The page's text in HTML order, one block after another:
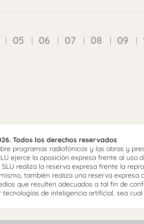
05 06 07 08 09
Todos los derechos reservados
programas radiofónicos y las obras y
ejerce la oposición expresa frente al
SLU realiza la reserva expresa frente la
también realiza una reserva
que resulten adecuados a tal fin de
de inteligencia artificial, sea